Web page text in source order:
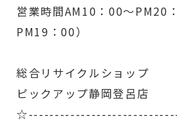
営業時間AM10：00～PM20
PM19：00）
総合リサイクルショップ
ピックアップ静岡登呂店